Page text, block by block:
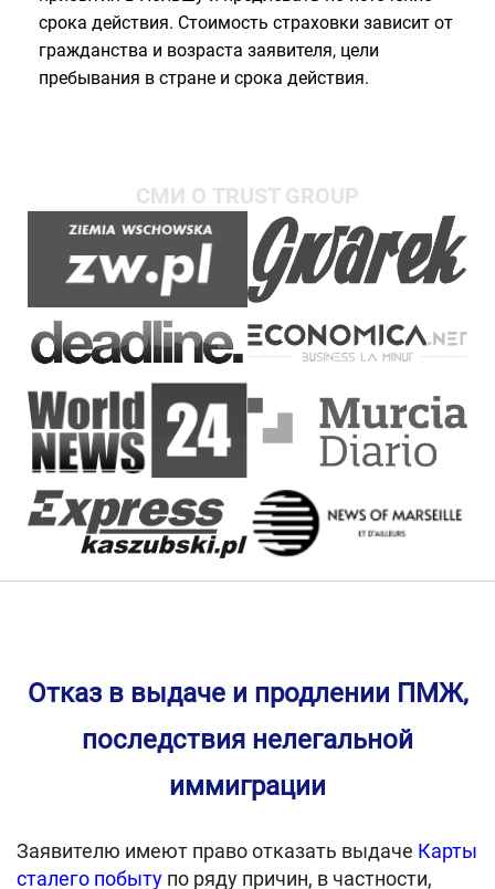
срока действия. Стоимость страховки зависит от
гражданства и возраста заявителя, цели
пребывания в стране и срока действия.
СМИ О TRUST GROUP
Отказ в выдаче и продлении ПМЖ,
последствия нелегальной
иммиграции
Заявителю имеют право отказать выдаче Карты
сталего побыту по ряду причин, в частности,